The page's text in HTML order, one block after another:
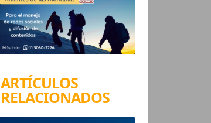
ARTÍCULOS
RELACIONADOS